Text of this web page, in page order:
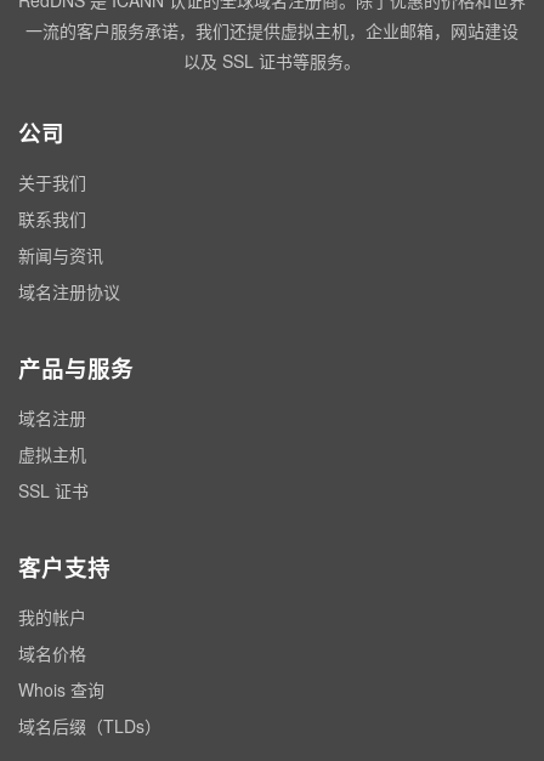
一流的客户服务承诺，我们还提供虚拟主机，企业邮箱，网站建设
以及 SSL 证书等服务。
公司
关于我们
联系我们
新闻与资讯
域名注册协议
产品与服务
域名注册
虚拟主机
SSL 证书
客户支持
我的帐户
域名价格
Whois 查询
域名后缀（TLDs）